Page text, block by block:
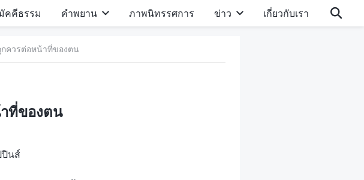
คคีธรรม คำพยาน ภาพนิทรรศการ ข่าว เกี่ยวกับเรา
กควรต่อหน้าที่ของตน
ที่ของตน
ปินส์